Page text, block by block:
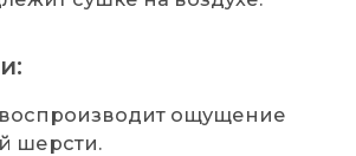
ощущение
шерсти.